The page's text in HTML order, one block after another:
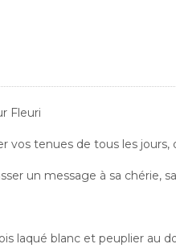
Fleuri
vos tenues de tous les
un message à sa chérie,
laqué blanc et peuplier au